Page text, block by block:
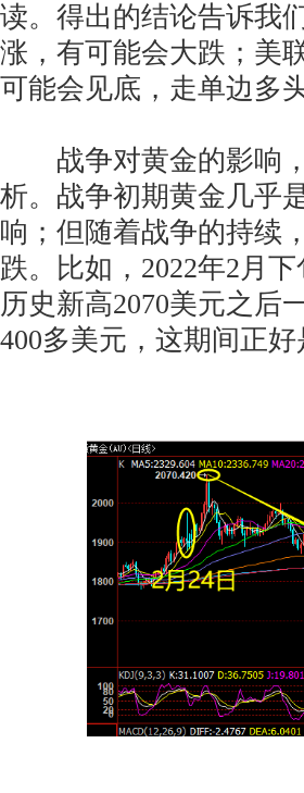
读。得出的结论告诉我
涨，有可能会大跌；美
可能会见底，走单边多头
战争对黄金的影响，
析。战争初期黄金几乎
响；但随着战争的持续
跌。比如，2022年2月
历史新高2070美元之后
400多美元，这期间正